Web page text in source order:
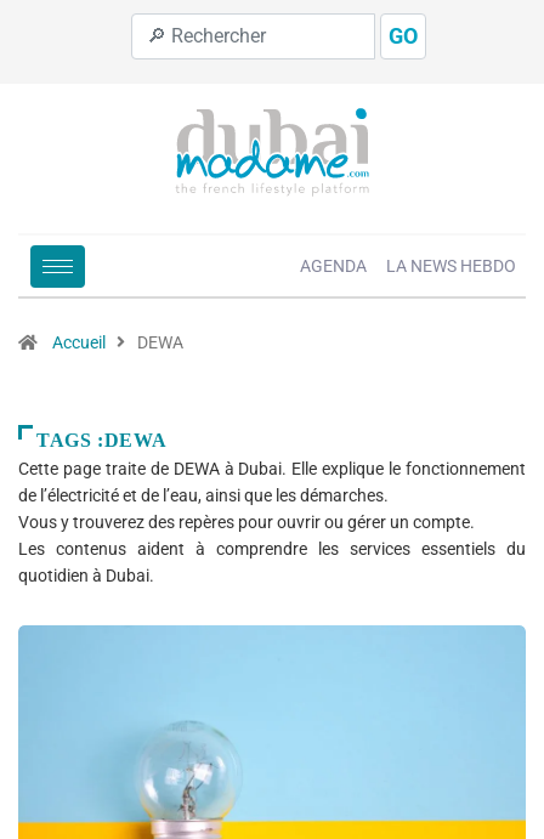
GO
AGENDA LA NEWS HEBDO
Accueil DEWA
TAGS :DEWA
Cette page traite de DEWA à Dubai. Elle explique le fonctionnement
de l’électricité et de l’eau, ainsi que les démarches.
Vous y trouverez des repères pour ouvrir ou gérer un compte.
Les contenus aident à comprendre les services essentiels du
quotidien à Dubai.